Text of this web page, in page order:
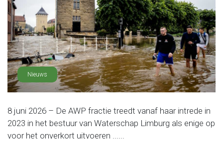
Nieuws
8 juni 2026 – De AWP fractie treedt vanaf haar intrede in
2023 in het bestuur van Waterschap Limburg als enige op
voor het onverkort uitvoeren ......